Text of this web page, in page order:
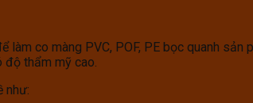
làm co màng PVC, POF, PE bọc quanh sản
thẩm mỹ cao.
như: